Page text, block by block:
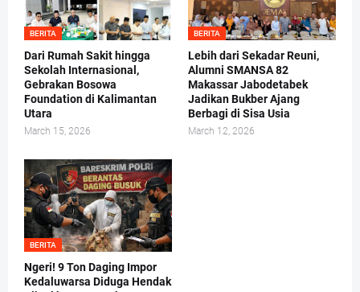
BERITA
Dari Rumah Sakit hingga
Sekolah Internasional,
Gebrakan Bosowa
Foundation di Kalimantan
Utara
March 15, 2026
BERITA
Lebih dari Sekadar Reuni,
Alumni SMANSA 82
Makassar Jabodetabek
Jadikan Bukber Ajang
Berbagi di Sisa Usia
March 12, 2026
BERITA
Ngeri! 9 Ton Daging Impor
Kedaluwarsa Diduga Hendak